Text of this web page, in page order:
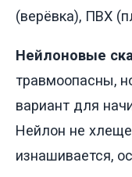
(верёвка), ПВХ
Нейлоновые
травмоопасны,
вариант для
Нейлон не
изнашивается,